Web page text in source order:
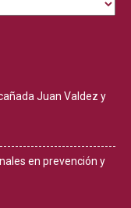
Juan Valdez y
en prevención y